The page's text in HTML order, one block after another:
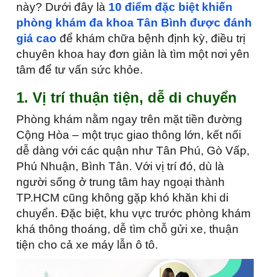
này? Dưới đây là 10 điểm đặc biệt khiến
phòng khám đa khoa Tân Bình được đánh
giá cao để khám chữa bệnh định kỳ, điều trị
chuyên khoa hay đơn giản là tìm một nơi yên
tâm để tư vấn sức khỏe.
1. Vị trí thuận tiện, dễ di chuyển
Phòng khám nằm ngay trên mặt tiền đường
Cộng Hòa – một trục giao thông lớn, kết nối
dễ dàng với các quận như Tân Phú, Gò Vấp,
Phú Nhuận, Bình Tân. Với vị trí đó, dù là
người sống ở trung tâm hay ngoại thành
TP.HCM cũng không gặp khó khăn khi di
chuyển. Đặc biệt, khu vực trước phòng khám
khá thông thoáng, dễ tìm chỗ gửi xe, thuận
tiện cho cả xe máy lẫn ô tô.